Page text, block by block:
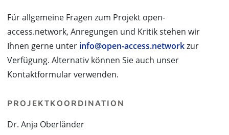
Für allgemeine Fragen zum Projekt open-
access.network, Anregungen und Kritik stehen wir
Ihnen gerne unter info@open-access.networkzur
Verfügung. Alternativ können Sie auch unser
Kontaktformular verwenden.
PROJEKTKOORDINATION
Dr. Anja Oberländer